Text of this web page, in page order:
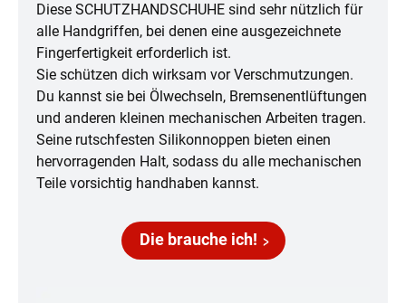
Diese SCHUTZHANDSCHUHE sind sehr nützlich für
alle Handgriffen, bei denen eine ausgezeichnete
Fingerfertigkeit erforderlich ist.
Sie schützen dich wirksam vor Verschmutzungen.
Du kannst sie bei Ölwechseln, Bremsenentlüftungen
und anderen kleinen mechanischen Arbeiten tragen.
Seine rutschfesten Silikonnoppen bieten einen
hervorragenden Halt, sodass du alle mechanischen
Teile vorsichtig handhaben kannst.
Die brauche ich!